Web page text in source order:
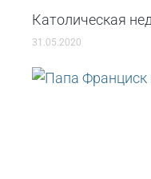
Католическая
31.05.2020